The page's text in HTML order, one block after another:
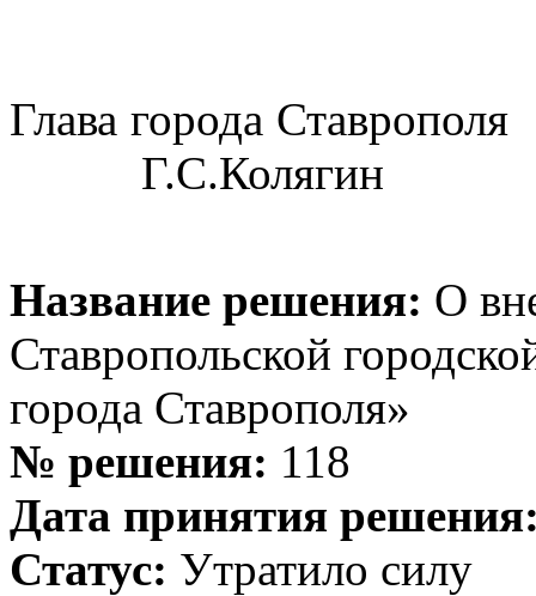
Глава
Г.С.Колягин
Название решения: О
Ставропольской
города Ставрополя»
№ решения: 118
Дата принятия
Статус: Утратило силу